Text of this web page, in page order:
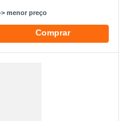
menor preço
Comprar